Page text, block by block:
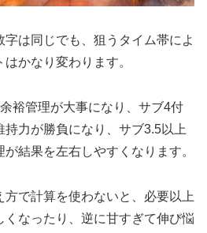
は同じでも、狙うタイム帯によ
かなり変わります。
裕管理が大事になり、サブ4付
力が勝負になり、サブ3.5以上
結果を左右しやすくなります。
方で計算を使わないと、必要以上
くなったり、逆に甘すぎて伸び悩